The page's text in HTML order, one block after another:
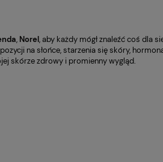
, Norel, aby każdy mógł znaleźć coś dla
na słońce, starzenia się skóry,
skórze zdrowy i promienny wygląd.